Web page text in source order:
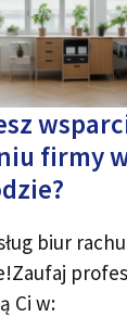
firmy
biur
Ci w: